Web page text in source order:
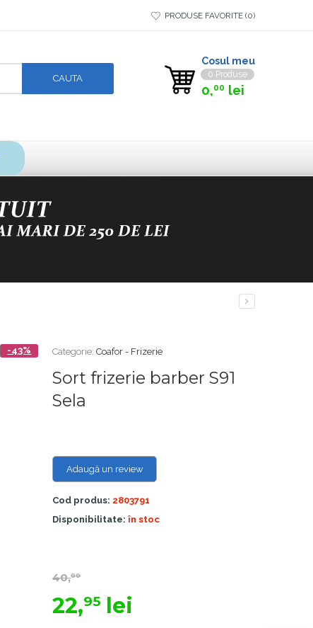
PRODUSE FAVORITE 0
Cosul meu
0 Produse
0,00 lei
-43% Categorie:Coafor - Frizerie
Sort frizerie barber S91
Sela
Adaugă un review
Cod produs: 2803791
Disponibilitate: în stoc
40,00
22,95 lei